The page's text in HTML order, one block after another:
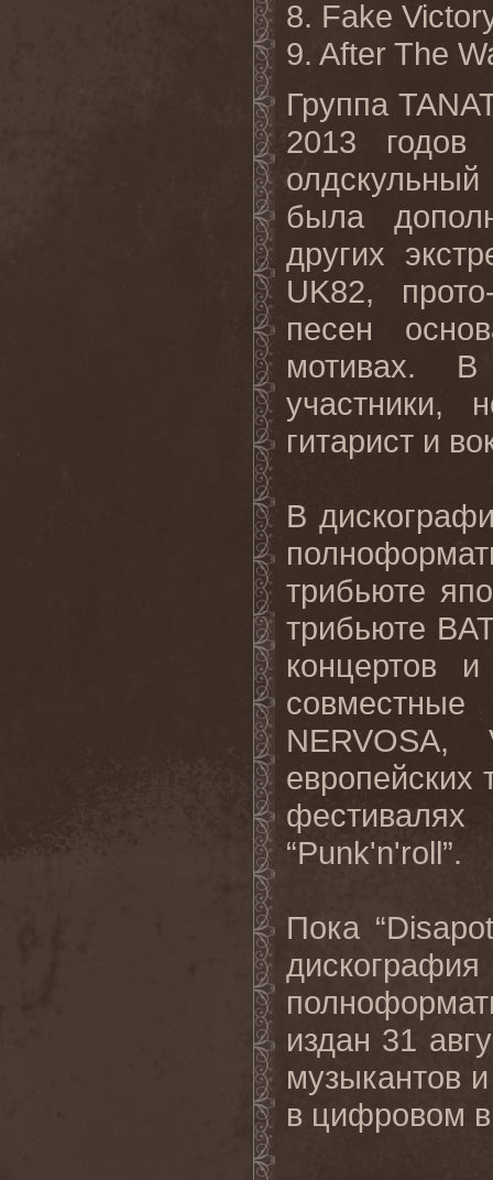
8. Fake
9. After The
Группа
2013 годов
была
других
UK82,
песен
мотивах. В
участники,
гитарист и
В
трибьюте
трибьюте
концертов
европейских
“Punk'n'roll”.
Пока
издан 31
музыкантов
в цифровом